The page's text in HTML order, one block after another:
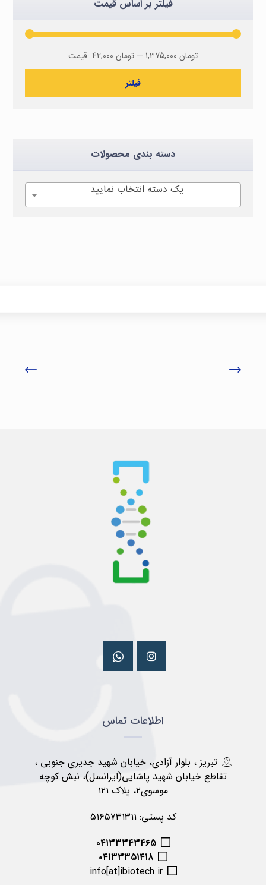
فیلتر بر اساس قیمت
فیلتر
قیمت: 42,000 تومان — 1,375,000 تومان
دسته بندی محصولات
یک دسته انتخاب نمایید
اطلاعات تماس
تبریز ، بلوار آزادی، خیابان شهید جدیری جنوبی ،
تقاطع خیابان شهید پاشایی(ایرانسل)، نبش کوچه
موسوی۲، پلاک ۱۲۱
کد پستی: ۵۱۶۵۷۳۱۳۱۱
۰۴۱۳۳۳۴۳۴۶۵
۰۴۱۳۳۳۵۱۴۱۸
info[at]ibiotech.ir